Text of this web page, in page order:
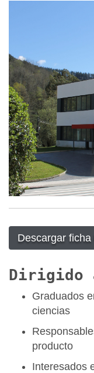
Descargar
Dirigido
Graduados
ciencias
producto
Interesados